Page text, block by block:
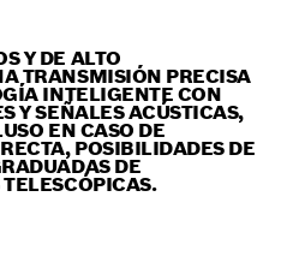
Y DE ALTO
TRANSMISIÓN PRECISA
INTELIGENTE CON
Y SEÑALES ACÚSTICAS,
EN CASO DE
POSIBILIDADES DE
DE